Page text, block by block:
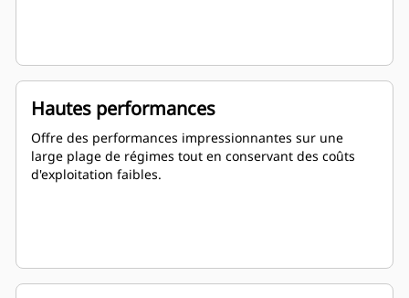
Hautes performances
Offre des performances impressionnantes sur une
large plage de régimes tout en conservant des coûts
d'exploitation faibles.